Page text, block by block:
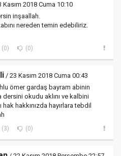
Kasım 2018 Cuma 10:10
inşaallah.
nereden temin edebiliriz.
(0) (0)
/ 23 Kasım 2018 Cuma 00:43
ömer gardaş bayram abinin
dersini okudu aklını ve kalbini
hak hakkınızda hayırlara tebdil
(3) (0)